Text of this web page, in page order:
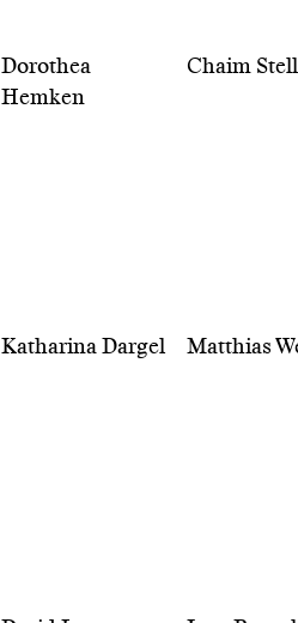
Dorothea
Hemken
Chaim
Katharina Dargel Matthias